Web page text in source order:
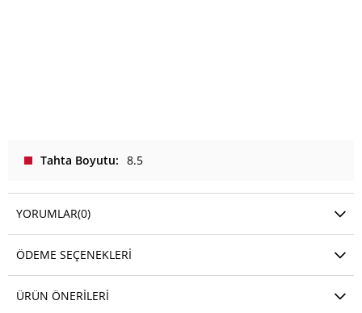
Tahta Boyutu 8.5
YORUMLAR(0)
ÖDEME SEÇENEKLERI
ÜRÜN ÖNERILERI